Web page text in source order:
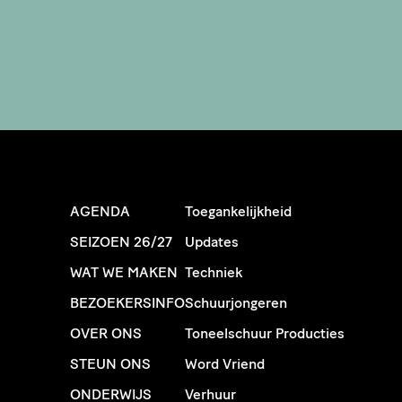
AGENDA
SEIZOEN 26/27
WAT WE MAKEN
BEZOEKERSINFO
OVER ONS
STEUN ONS
ONDERWIJS
Toegankelijkheid
Updates
Techniek
Schuurjongeren
Toneelschuur Producties
Word Vriend
Verhuur